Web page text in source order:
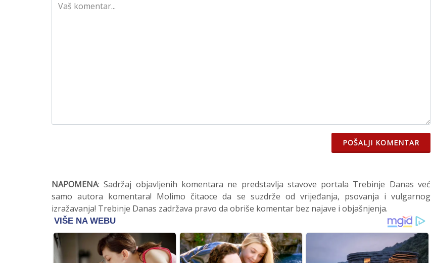
POŠALJI KOMENTAR
NAPOMENA: Sadržaj objavljenih komentara ne predstavlja stavove portala Trebinje Danas već
samo autora komentara! Molimo čitaoce da se suzdrže od vrijeđanja, psovanja i vulgarnog
izražavanja! Trebinje Danas zadržava pravo da obriše komentar bez najave i objašnjenja.